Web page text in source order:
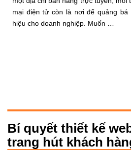
mại điện tử còn là nơi để quảng bá
hiệu cho doanh nghiệp. Muốn …
Bí quyết thiết kế
trang hút khách